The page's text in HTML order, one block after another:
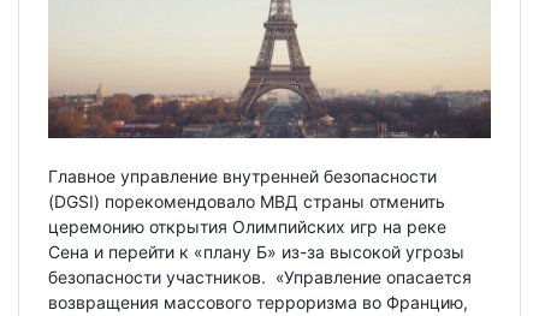
Главное управление внутренней безопасности
(DGSI) порекомендовало МВД страны отменить
церемонию открытия Олимпийских игр на реке
Сена и перейти к «плану Б» из-за высокой угрозы
безопасности участников. «Управление опасается
возвращения массового терроризма во Францию,